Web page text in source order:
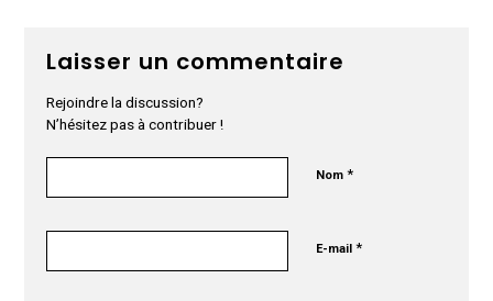
Laisser un commentaire
Rejoindre la discussion?
N’hésitez pas à contribuer !
Nom*
E-mail*